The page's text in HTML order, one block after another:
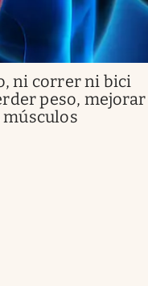
ni correr ni bici
peso, mejorar